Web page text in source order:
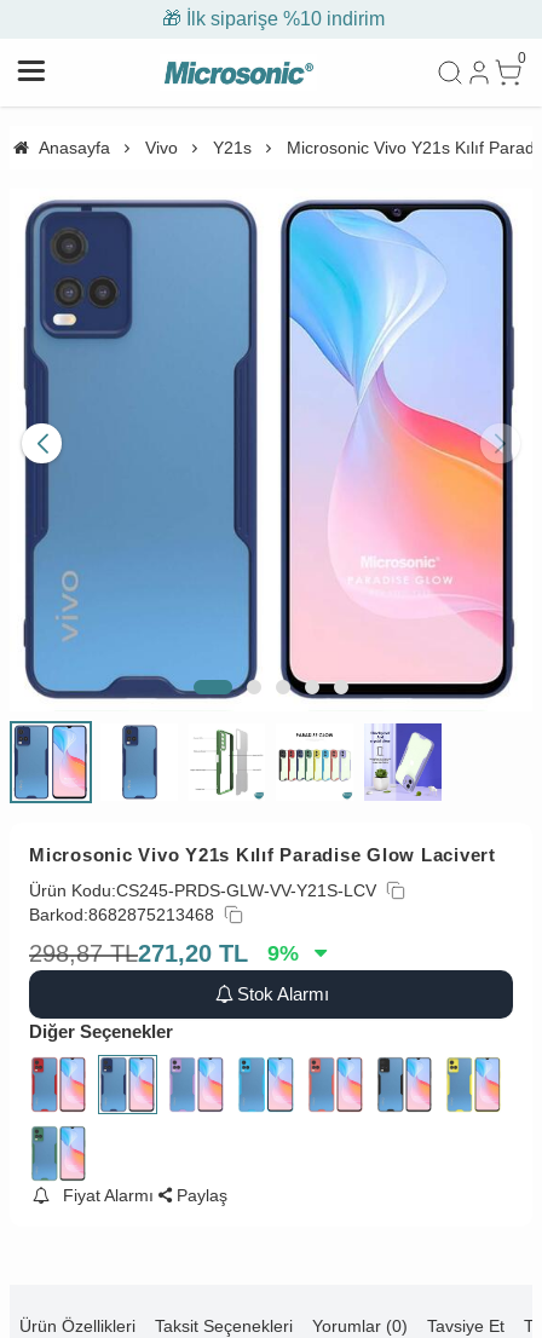
🎁 İlk siparişe %10 indirim
0
Anasayfa Vivo Y21s Microsonic Vivo Y21s Kılıf
Microsonic Vivo Y21s Kılıf Paradise Glow Lacivert
Ürün Kodu:CS245-PRDS-GLW-VV-Y21S-LCV
Barkod:8682875213468
298,87 TL271,20 TL 9%
Stok Alarmı
Diğer Seçenekler
Fiyat Alarmı Paylaş
Ürün Özellikleri Taksit Seçenekleri Yorumlar (0) Tavsiye Et